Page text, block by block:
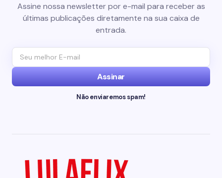
Assine nossa newsletter por e-mail para receber as
últimas publicações diretamente na sua caixa de
entrada.
Assinar
Não enviaremos spam!